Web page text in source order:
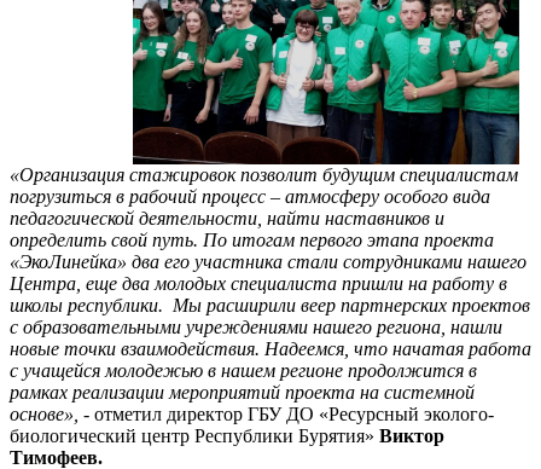
«Организация стажировок позволит будущим специалистам
погрузиться в рабочий процесс – атмосферу особого вида
педагогической деятельности, найти наставников и
определить свой путь. По итогам первого этапа проекта
«ЭкоЛинейка» два его участника стали сотрудниками нашего
Центра, еще два молодых специалиста пришли на работу в
школы республики. Мы расширили веер партнерских проектов
с образовательными учреждениями нашего региона, нашли
новые точки взаимодействия. Надеемся, что начатая работа
с учащейся молодежью в нашем регионе продолжится в
рамках реализации мероприятий проекта на системной
основе», - отметил директор ГБУ ДО «Ресурсный эколого-
биологический центр Республики Бурятия» Виктор
Тимофеев.